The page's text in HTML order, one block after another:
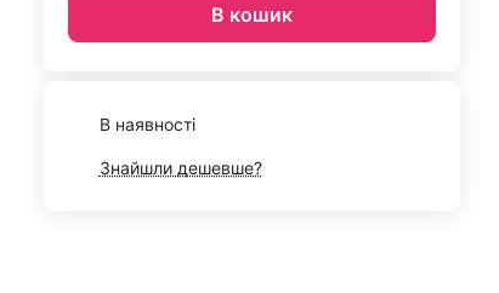
В кошик
В наявності
Знайшли дешевше?